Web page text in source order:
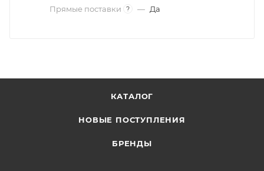
Прямые поставки
? — Да
КАТАЛОГ
НОВЫЕ ПОСТУПЛЕНИЯ
БРЕНДЫ